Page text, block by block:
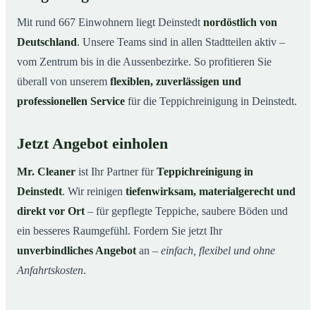
Mit rund 667 Einwohnern liegt Deinstedt nordöstlich von
Deutschland. Unsere Teams sind in allen Stadtteilen aktiv –
vom Zentrum bis in die Aussenbezirke. So profitieren Sie
überall von unserem flexiblen, zuverlässigen und
professionellen Service für die Teppichreinigung in Deinstedt.
Jetzt Angebot einholen
Mr. Cleaner ist Ihr Partner fürTeppichreinigung in
Deinstedt. Wir reinigen tiefenwirksam, materialgerecht und
direkt vor Ort – für gepflegte Teppiche, saubere Böden und
ein besseres Raumgefühl. Fordern Sie jetzt Ihr
unverbindliches Angebot an – einfach, flexibel und ohne
Anfahrtskosten.